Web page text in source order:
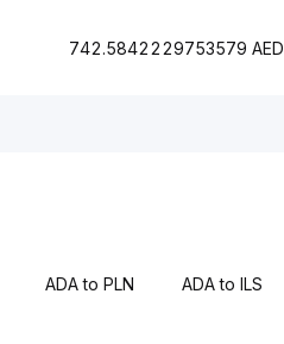
742.5842229753579 AED
ADA to PLN ADA to ILS